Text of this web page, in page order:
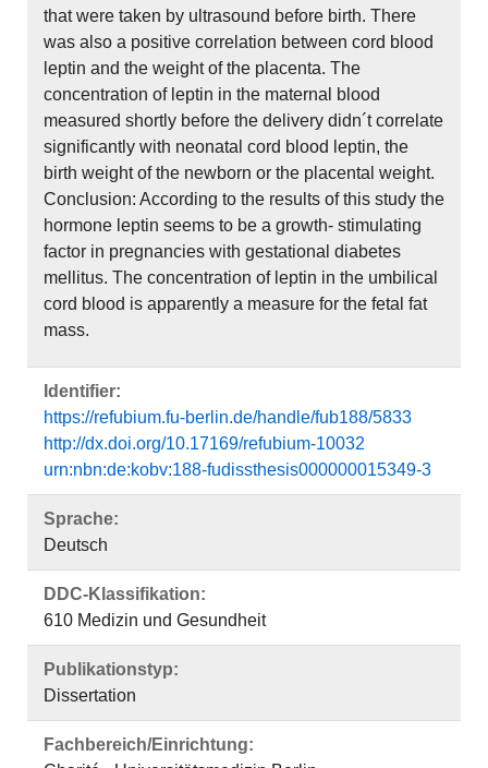
that were taken by ultrasound before birth. There
was also a positive correlation between cord blood
leptin and the weight of the placenta. The
concentration of leptin in the maternal blood
measured shortly before the delivery didn´t correlate
significantly with neonatal cord blood leptin, the
birth weight of the newborn or the placental weight.
Conclusion: According to the results of this study the
hormone leptin seems to be a growth- stimulating
factor in pregnancies with gestational diabetes
mellitus. The concentration of leptin in the umbilical
cord blood is apparently a measure for the fetal fat
mass.
Identifier:
https://refubium.fu-berlin.de/handle/fub188/5833
http://dx.doi.org/10.17169/refubium-10032
urn:nbn:de:kobv:188-fudissthesis000000015349-3
Sprache:
Deutsch
DDC-Klassifikation:
610 Medizin und Gesundheit
Publikationstyp:
Dissertation
Fachbereich/Einrichtung: